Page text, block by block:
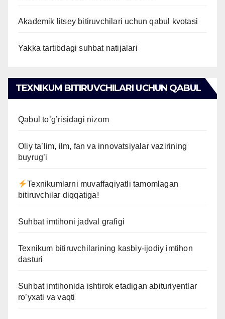
Akademik litsey bitiruvchilari uchun qabul kvotasi
Yakka tartibdagi suhbat natijalari
TEXNIKUM BITIRUVCHILARI UCHUN QABUL
Qabul to’g’risidagi nizom
Oliy ta’lim, ilm, fan va innovatsiyalar vazirining
buyrug’i
Texnikumlarni muvaffaqiyatli tamomlagan
bitiruvchilar diqqatiga!
Suhbat imtihoni jadval grafigi
Texnikum bitiruvchilarining kasbiy-ijodiy imtihon
dasturi
Suhbat imtihonida ishtirok etadigan abituriyentlar
ro’yxati va vaqti